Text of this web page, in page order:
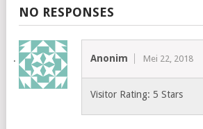
NO RESPONSES
Anonim Mei 22, 2018
Visitor Rating: 5 Stars